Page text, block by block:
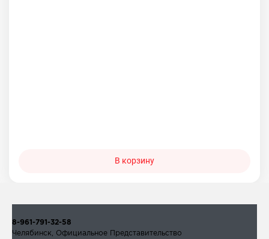
В корзину
8-961-791-32-58
Челябинск, Официальное Представительство